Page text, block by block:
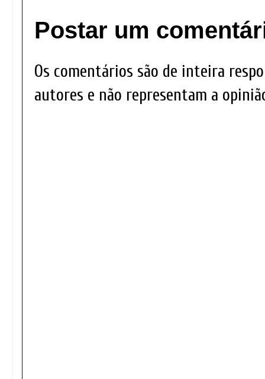
Postar um
Os comentários são de inteira
autores e não representam a